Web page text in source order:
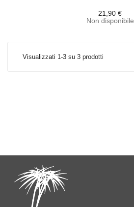
21,90 €
Non disponibile
Visualizzati 1-3 su 3 prodotti